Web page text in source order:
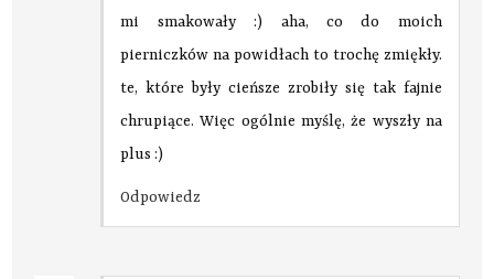
mi smakowały :) aha, co do moich
pierniczków na powidłach to trochę zmiękły.
te, które były cieńsze zrobiły się tak fajnie
chrupiące. Więc ogólnie myślę, że wyszły na
plus :)
Odpowiedz